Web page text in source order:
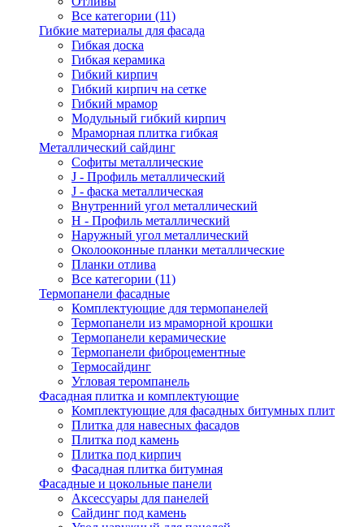
Все категории (11)
Гибкие материалы для фасада
Гибкая доска
Гибкая керамика
Гибкий кирпич
Гибкий кирпич на сетке
Гибкий мрамор
Модульный гибкий кирпич
Мраморная плитка гибкая
Металлический сайдинг
Cофиты металлические
J - Профиль металлический
J - фаска металлическая
Внутренний угол металлический
Н - Профиль металлический
Наружный угол металлический
Околооконные планки металлические
Планки отлива
Все категории (11)
Термопанели фасадные
Комплектующие для термопанелей
Термопанели из мраморной крошки
Термопанели керамические
Термопанели фиброцементные
Термосайдинг
Угловая теромпанель
Фасадная плитка и комплектующие
Комплектующие для фасадных битумных плит
Плитка для навесных фасадов
Плитка под камень
Плитка под кирпич
Фасадная плитка битумная
Фасадные и цокольные панели
Аксессуары для панелей
Сайдинг под камень